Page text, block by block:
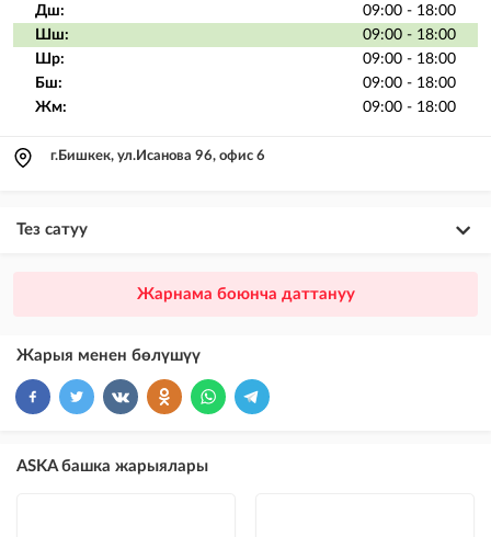
Дш:
09:00 - 18:00
Шш:
09:00 - 18:00
Шр:
09:00 - 18:00
Бш:
09:00 - 18:00
Жм:
09:00 - 18:00
г.Бишкек, ул.Исанова 96, офис 6
Тез сатуу
VIP жарыялардын үстүнө жарыя жайгаштыруу + Instagramдагы акы
бекер жарыялардын үстүнө жарыя жайгаштыруу
бекер жарыялардын үстүнө жарыя жайгаштыруу (VIPтен кийин)
Жарнама боюнча даттануу
Жарыя менен бөлүшүү
ASKA башка жарыялары